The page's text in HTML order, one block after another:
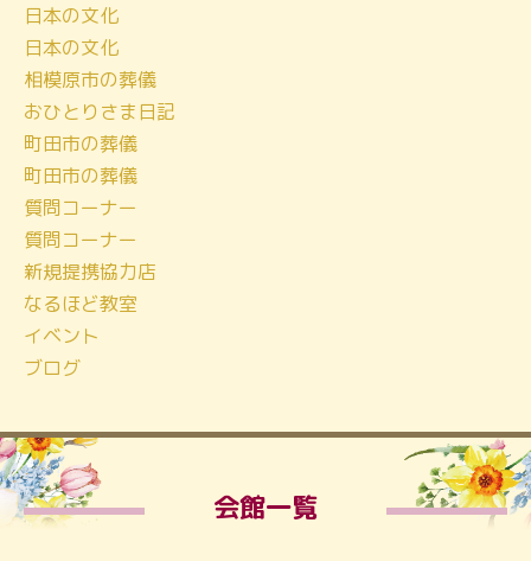
日本の文化
日本の文化
相模原市の葬儀
おひとりさま日記
町田市の葬儀
町田市の葬儀
質問コーナー
質問コーナー
新規提携協力店
なるほど教室
イベント
ブログ
会館一覧